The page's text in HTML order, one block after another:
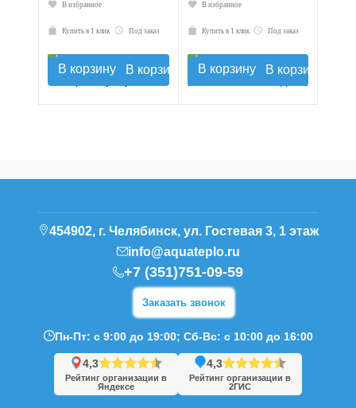
В избранное
Купить в 1 клик Под заказ
В корзину
В избранное
Купить в 1 клик Под заказ
В корзину
454902, г. Челябинск, ул. Гостевая 3, 1 этаж
info@aquateplo.ru
+7 (351)751-09-59
Заказать звонок
Пн-Пт: с 9:00 до 19:00; Сб-Вс: с 10:00 до 16:00
4,3
Рейтинг организации в
Яндексе
4,3
Рейтинг организации в
2ГИС